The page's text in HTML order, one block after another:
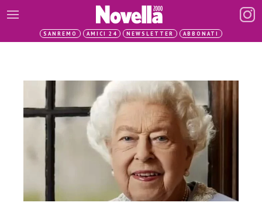
SANREMO AMICI 24 NEWSLETTER ABBONATI